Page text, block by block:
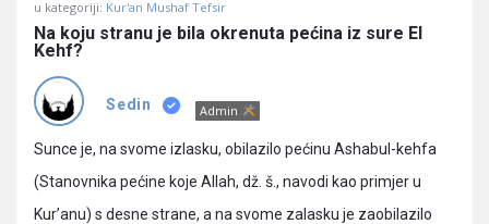
Latest
Pitanja
u kategoriji: Kur'an Mushaf Tefsir
Na koju stranu je bila okrenuta pećina iz sure El
Kehf?
Sedin Admin
Sunce je, na svome izlasku, obilazilo pećinu Ashabul-kehfa
(Stanovnika pećine koje Allah, dž. š., navodi kao primjer u
Kur’anu) s desne strane, a na svome zalasku je zaobilazilo